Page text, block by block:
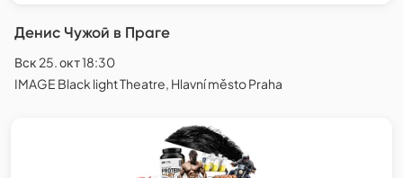
Денис Чужой в Праге
Вск 25. окт 18:30
IMAGE Black light Theatre, Hlavní město Praha